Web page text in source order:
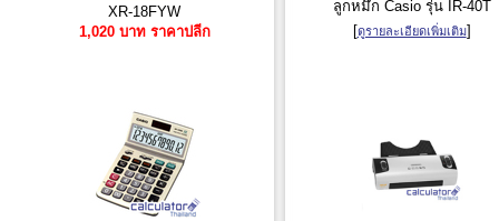
XR-18FYW
1,020 บาท ราคาปลีก
ลูกหมึก Casio รุ่น IR-40T
[ดูรายละเอียดเพิ่มเติม]